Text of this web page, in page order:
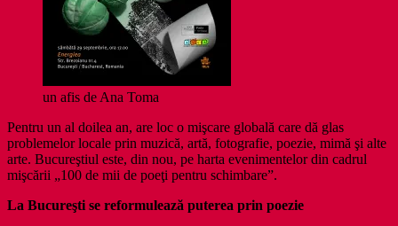
un afis de Ana Toma
Pentru un al doilea an, are loc o mişcare globală care dă glas
problemelor locale prin muzică, artă, fotografie, poezie, mimă şi alte
arte. Bucureştiul este, din nou, pe harta evenimentelor din cadrul
mişcării „100 de mii de poeţi pentru schimbare”.
La Bucureşti se reformulează puterea prin poezie